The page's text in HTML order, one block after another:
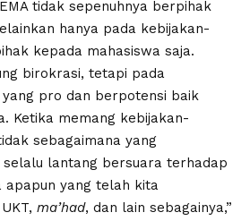
tidak sepenuhnya berpihak
hanya pada kebijakan-
kepada mahasiswa saja.
birokrasi, tetapi pada
pro dan berpotensi baik
Ketika memang kebijakan-
sebagaimana yang
lantang bersuara terhadap
apapun yang telah kita
ma’had, dan lain sebagainya,”